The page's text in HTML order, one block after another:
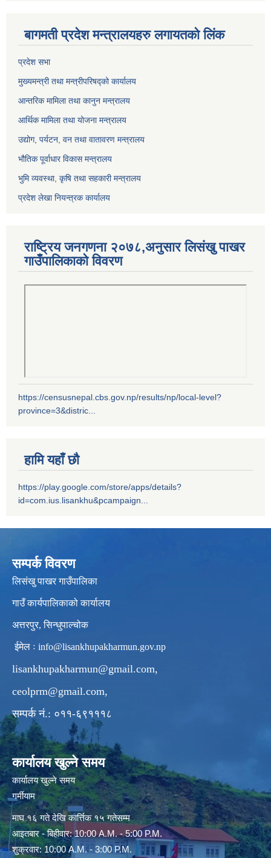
बागमती प्रदेश मन्त्रालयहरु लगायतको लिंक
प्रदेश सभा
मुख्यमन्त्री तथा मन्त्रीपरिषद्को कार्यालय
आन्तरिक मामिला तथा कानुन मन्त्रालय
आर्थिक मामिला तथा योजना मन्त्रालय
उद्योग, पर्यटन, वन तथा वातावरण मन्त्रालय
भौतिक पूर्वाधार विकास मन्त्रालय
भुमि व्यवस्था, कृषि तथा सहकारी मन्त्रालय
प्रदेश लेखा नियन्त्रक कार्यालय
राष्ट्रिय जनगणना २०७८,अनुसार लिसंखु पाखर
गाउँपालिकाको विवरण
https://censusnepal.cbs.gov.np/results/np/local-level?
province=3&distric...
हामि यहाँ छौ
https://play.google.com/store/apps/details?
id=com.ius.lisankhu&pcampaign...
सम्पर्क विवरण
लिसंखु पाखर गाउँपालिका
गाउँ कार्यपालिकाको कार्यालय
अत्तरपुर, सिन्धुपाल्चोक
ईमेल ः info@lisankhupakharmun.gov.np
lisankhupakharmun@gmail.com,
ceolprm@gmail.com,
सम्पर्क नं.: ०११-६९१११८
कार्यालय खुल्ने समय
कार्यालय खुल्ने समय
गर्मीयाम
माघ १६ गते देखि कार्त्तिक १५ गतेसम्म
आइतबार - बिहीवार: 10:00 A.M. - 5:00 P.M.
शुक्रवार: 10:00 A.M. - 3:00 P.M.